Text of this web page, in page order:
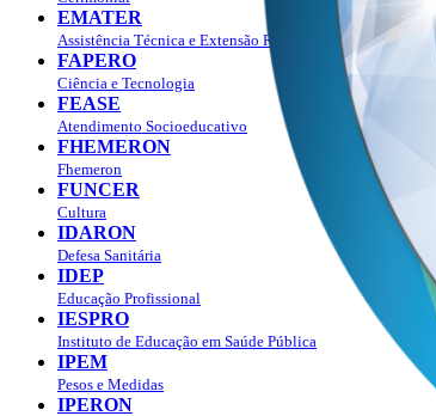
EMATER
Assistência Técnica e Extensão Rural
FAPERO
Ciência e Tecnologia
FEASE
Atendimento Socioeducativo
FHEMERON
Fhemeron
FUNCER
Cultura
IDARON
Defesa Sanitária
IDEP
Educação Profissional
IESPRO
Instituto de Educação em Saúde Pública
IPEM
Pesos e Medidas
IPERON